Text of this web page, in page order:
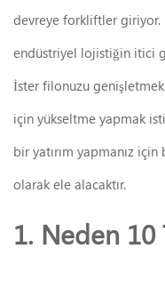
devreye forkliftler giriyor.
endüstriyel lojistiğin itici
İster filonuzu
için yükseltme yapmak
bir yatırım yapmanız için
olarak ele alacaktır.
1. Neden